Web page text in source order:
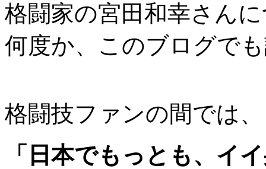
格闘家の宮田和幸さん
何度か、このブログで
格闘技ファンの間では、
「日本でもっとも、イ